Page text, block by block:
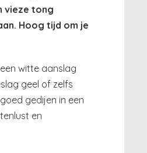
vieze tong
Hoog tijd om je
witte aanslag
geel of zelfs
gedijen in een
en